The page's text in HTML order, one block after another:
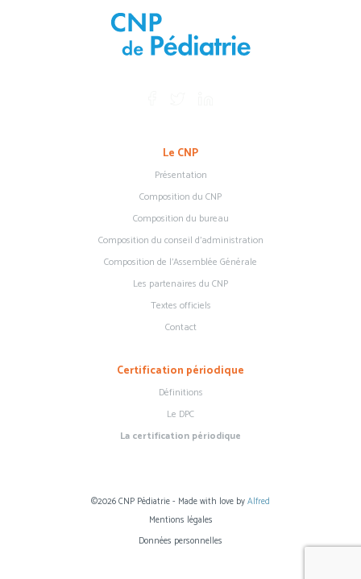
Le CNP
Présentation
Composition du CNP
Composition du bureau
Composition du conseil d’administration
Composition de l’Assemblée Générale
Les partenaires du CNP
Textes officiels
Contact
Certification périodique
Définitions
Le DPC
La certification périodique
©2026 CNP Pédiatrie - Made with love byAlfred
Mentions légales
Données personnelles